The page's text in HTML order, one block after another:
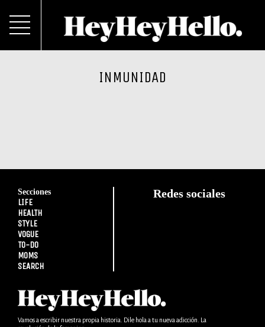
INMUNIDAD
Secciones
LIFE
HEALTH
STYLE
VOGUE
TO-DO
MOMS
SEARCH
Redes sociales
Vamos a escribir nuestra propia historia. Dile hola a tu nueva adicción. La